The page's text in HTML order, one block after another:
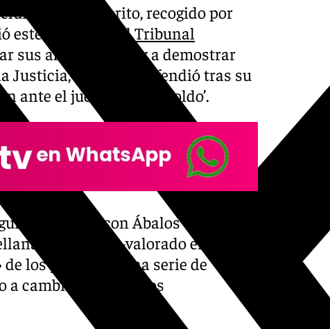
en el escrito, recogido por
este miércoles alTribunal
sus afirmaciones y a demostrar
Justicia, como así defendió tras su
ante el juez del ‘caso Koldo’.
que pactó con Ábalos darle un
de Madrid –valorado en 1,9
los pagos que una serie de
a cambio de contratos